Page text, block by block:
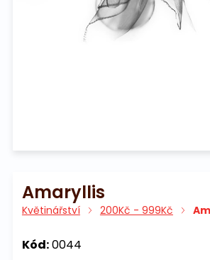
Amaryllis
Květinářství 200Kč - 999Kč
Kód:0044